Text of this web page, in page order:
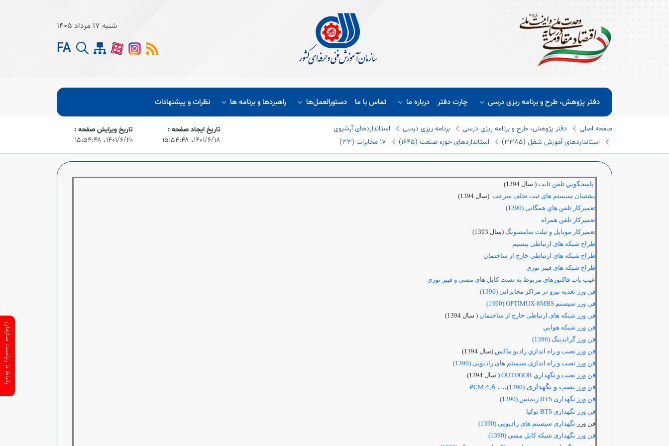
شنبه 17 مرداد 1405
FA
دفتر پژوهش، طرح و برنامه ریزی درسی چارت دفتر درباره ما تماس با ما دستورالعمل‌ها راهبردها و برنامه ها نظرات و پیشنهادات
صفحه اصلی دفتر پژوهش، طرح و برنامه ریزی درسی برنامه ریزی درسی
استانداردهای آرشیوی
استانداردهای آموزش شغل (٣٣٨٥)
استانداردهای حوزه صنعت (١٦٤٥) ١٧ مخابرات (٣٣)
تاریخ ایجاد صفحه :
۱۴۰۱/۶/۱۸،‏ ۱۵:۵۴:۴۸
تاریخ ویرایش صفحه :
۱۴۰۱/۶/۲۰،‏ ۱۵:۵۴:۴۸
پاسخگويي تلفن ثابت ( سال 1394)
پشتیبان سیستم های ثبت تخلف سرعت (سال 1394)
تعميرکار تلفن هاي همگانی (1390)
تعميركار تلفن همراه
تعميركار موبايل و تبلت سامسونگ (سال 1393)
طراح شبکه های ارتباطی بیسیم
طراح شبکه های ارتباطی خارج از ساختمان
طراح شبکه های فیبر نوری
عیب یاب فاکتورهای مربوط به تست کابل های مسی و فیبر نوری
فن ورز تغذیه نیرو در مراکز مخابراتی (1390)
فن ورز سيستم OPTIMUX-8MBS
(1390)
فن ورز شبکه های ارتباطی خارج از ساختمان ( سال 1394)
فن ورز شبكه هوايي
فن ورز گراندینگ (1390)
فن ورز نصب و راه اندازي راديو ماكس (سال 1394)
فن ورز نصب و راه اندازی سیستم های رادیویی (1390)
فن ورز نصب و نگهداري OUTDOOR ( سال 1394)
فن ورز نصب و نگهداري PCM 4,6 ,…(1390)
فن ورز نگهداری BTS زیمنس (1390)
فن ورز نگهداری BTS نوکیا
فن ورز نگهداری سیستم های رادیویی (1390)
فن ورز نگهداری شبکه کابل مسی (1390)
ارتباط با ریاست سازمان